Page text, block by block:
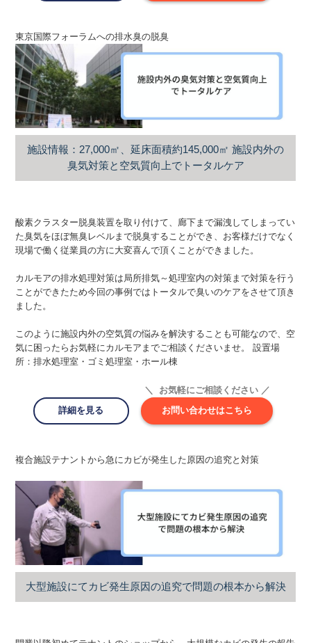
東京国際フォーラムへの排水臭の脱臭
施設情報：27,000㎡、延床面積約145,000㎡ 施設内外の
臭気対策と空気質向上でトータルケア
酸素クラスター脱臭装置を取り付けて、廊下まで漏洩してしまってい
た臭気をほぼ無臭レベルまで脱臭することができ、お客様だけでなく
現場で働く従業員の方に大変喜んで頂くことができました。
カルモアの排水処理対策は局所排気～処理室内の対策まで対策を行う
ことができたため今回の事例ではトータルで臭いのケアをさせて頂き
ました。
このように施設内外の空気質の悩みを解決することも可能なので、空
気に困ったらお気軽にカルモアまでご相談くださいませ。 設置場
所：排水処理室・ゴミ処理室・ホール棟
＼ お気軽にご相談ください ／
詳細を見る
お問い合わせはこちら
複合施設テナントから急にカビが発生した原因の追究と対策
大型施設にてカビ発生原因の追究で問題の根本から解決